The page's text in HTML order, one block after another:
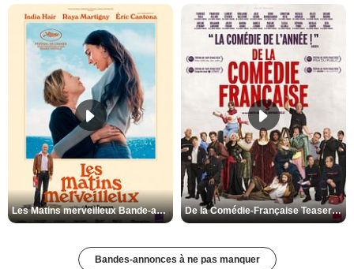
Les Matins merveilleux Bande-annonce VF De la Comédie-Française Teaser VF
Bandes-annonces à ne pas manquer